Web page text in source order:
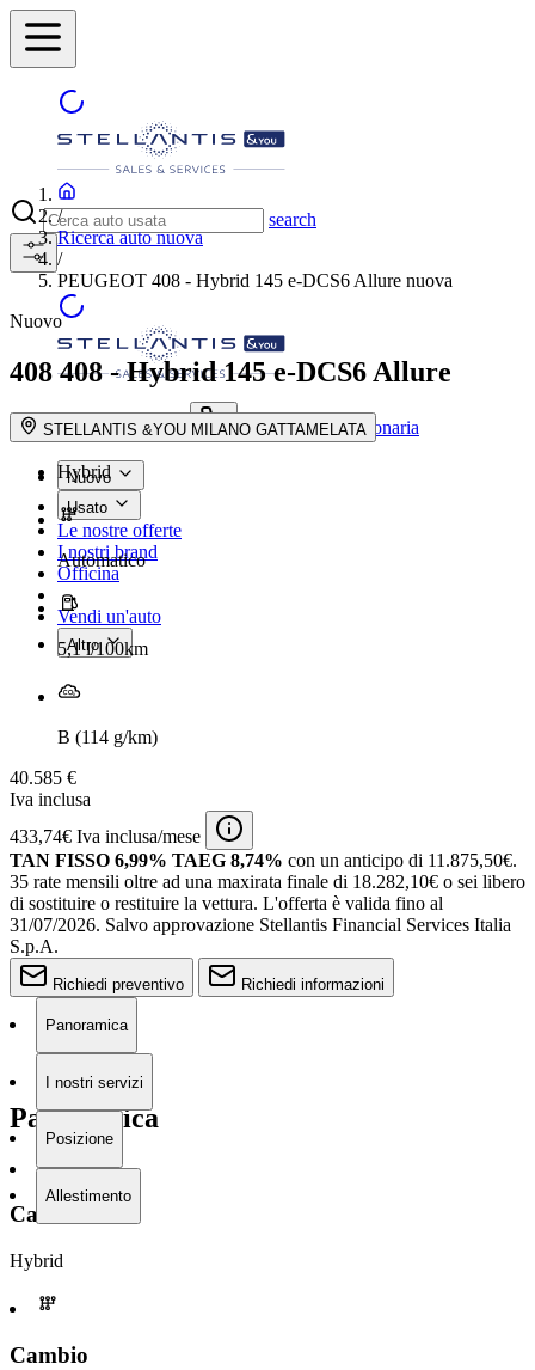
search
search button - icon Trova la concessionaria
Nuovo
Usato
Le nostre offerte
I nostri brand
Officina
Vendi un'auto
Altro
/
Ricerca auto nuova
/
PEUGEOT 408 - Hybrid 145 e-DCS6 Allure nuova
Nuovo
408408 - Hybrid 145 e-DCS6 Allure
STELLANTIS &YOU MILANO GATTAMELATA
Hybrid
Automatico
5,1 l/100km
B (114 g/km)
40.585 €
Iva inclusa
433,74€ Iva inclusa/mese
TAN FISSO 6,99% TAEG 8,74% con un anticipo di 11.875,50€.
35 rate mensili oltre ad una maxirata finale di 18.282,10€ o sei libero
di sostituire o restituire la vettura. L'offerta è valida fino al
31/07/2026. Salvo approvazione Stellantis Financial Services Italia
S.p.A.
Richiedi preventivo Richiedi informazioni
Panoramica
I nostri servizi
Posizione
Allestimento
Panoramica
Carburante
Hybrid
Cambio